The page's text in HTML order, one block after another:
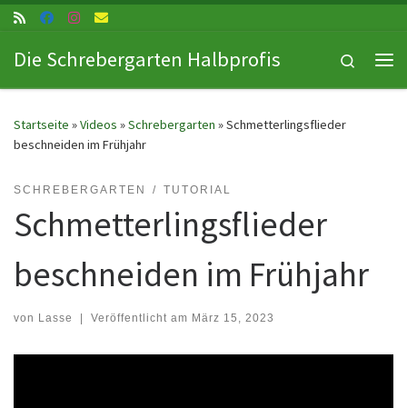
Zum Inhalt springen
Die Schrebergarten Halbprofis
Search
Startseite »Videos »Schrebergarten »Schmetterlingsflieder
beschneiden im Frühjahr
SCHREBERGARTEN TUTORIAL
Schmetterlingsflieder
beschneiden im Frühjahr
von Lasse | Veröffentlicht am März 15, 2023